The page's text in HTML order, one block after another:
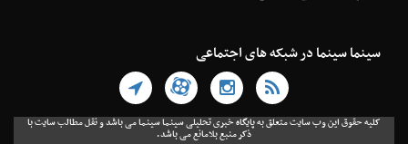
سینما سینما در شبکه های اجتماعی
کلیه حقوق این وب سایت متعلق به پایگاه خبری تحلیلی سینما سینما می باشد و نقل مطالب سایت با
ذکر منبع بلامانع می باشد.